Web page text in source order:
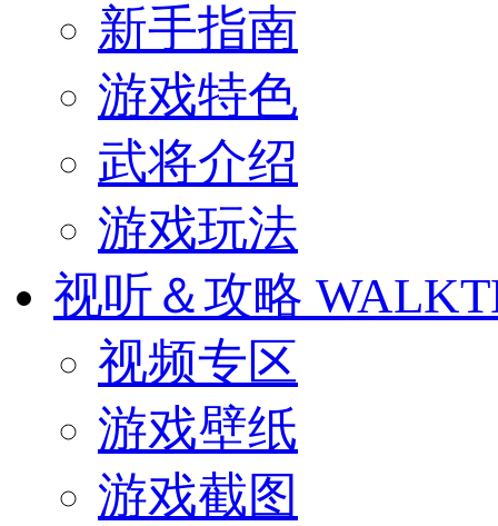
新手指南
游戏特色
武将介绍
游戏玩法
视听＆攻略
视频专区
游戏壁纸
游戏截图